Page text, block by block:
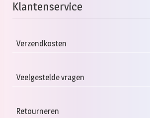
Klantenservice
Verzendkosten
Veelgestelde vragen
Retourneren